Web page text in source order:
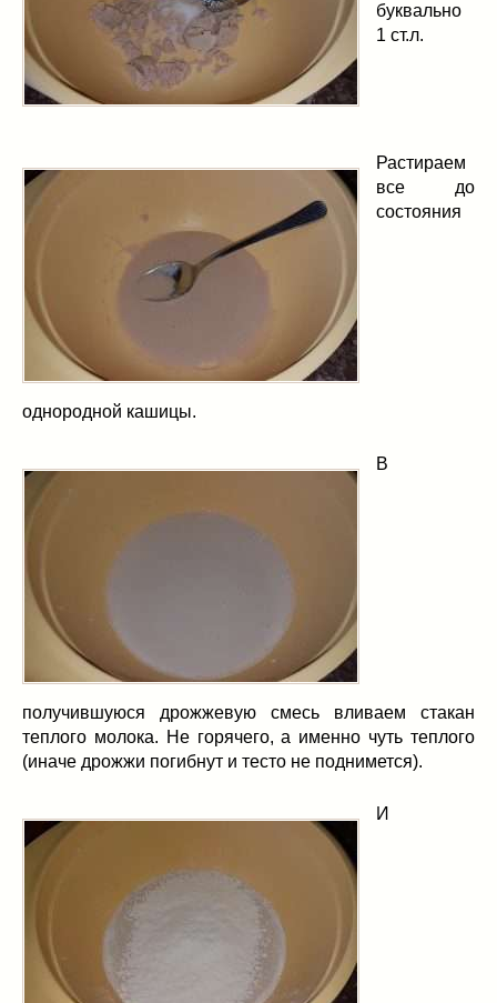
буквально
1 ст.л.
Растираем
все до
состояния
однородной кашицы.
В
получившуюся дрожжевую смесь вливаем стакан
теплого молока. Не горячего, а именно чуть теплого
(иначе дрожжи погибнут и тесто не поднимется).
И